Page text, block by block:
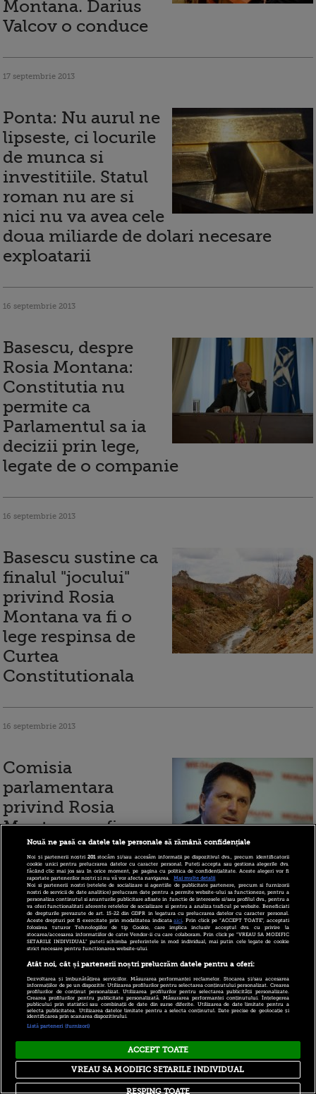
Montana. Darius
Valcov o conduce
17 septembrie 2013
Ponta: Nu aurul ne
lipseste, ci locurile
de munca si
investitiile. Statul
roman nu are si
nici nu va avea cele
doua miliarde de dolari necesare
exploatarii
16 septembrie 2013
Basescu, despre
Rosia Montana:
Constitutia nu
permite ca
Parlamentul sa ia
decizii prin lege,
legate de o companie
16 septembrie 2013
Basescu sustine ca
finalul "jocului"
privind Rosia
Montana va fi o
lege respinsa de
Curtea
Constitutionala
16 septembrie 2013
Comisia
parlamentara
privind Rosia
Montana va fi
condusa de
deputatul PSD
Iulian Iancu
15 septembrie 2013
Basescu: "Se va
constata ca Legea
privind Rosia
Montana trimisa la
Parlament e
neconstitutionala"
Nouă ne pasă ca datele tale personale să rămână confidențiale
Noi și partenerii noștri201stocăm și/sau accesăm informații pe dispozitivul dvs., precum identificatorii
cookie unici pentru prelucrarea datelor cu caracter personal. Puteți accepta sau gestiona alegerile dvs.
făcând clic mai jos sau în orice moment, pe pagina cu politica de confidențialitate. Aceste alegeri vor fi
raportate partenerilor noștri și nu vă vor afecta navigarea.
Mai multe detalii
Noi si partenerii nostri (retelele de socializare si agentiile de publicitate partenere, precum si furnizorii
nostri de servicii de date analitice) prelucram date pentru a permite website-ului sa functioneze, pentru a
personaliza continutul si anunturile publicitare afisate in functie de interesele si/sau profilul dvs., pentru a
va oferi functionalitati aferente retelelor de socializare si pentru a analiza traficul pe website. Beneficiati
de drepturile prevazute de art. 15-22 din GDPR in legatura cu prelucrarea datelor cu caracter personal.
Aceste drepturi pot fi exercitate prin modalitatea indicataaici. Prin click pe “ACCEPT TOATE”, acceptati
folosirea tuturor Tehnologiilor de tip Cookie, care implica inclusiv acceptul dvs. cu privire la
stocarea/accesarea informatiilor de catre Vendor-ii cu care colaboram. Prin click pe “VREAU SA MODIFIC
SETARILE INDIVIDUAL” puteti schimba preferintele in mod individual, mai putin cele legate de cookie
strict necesare pentru functionarea website-ului.
Atât noi, cât și partenerii noștri prelucrăm datele pentru a oferi:
Dezvoltarea și îmbunătățirea serviciilor. Măsurarea performanței reclamelor. Stocarea și/sau accesarea
informațiilor de pe un dispozitiv. Utilizarea profilurilor pentru selectarea conținutului personalizat. Crearea
profilurilor de conținut personalizat. Utilizarea profilurilor pentru selectarea publicității personalizate.
Crearea profilurilor pentru publicitate personalizată. Măsurarea performanței conținutului. Înțelegerea
publicului prin statistici sau combinații de date din surse diferite. Utilizarea de date limitate pentru a
selecta publicitatea. Utilizarea datelor limitate pentru a selecta conținutul. Date precise de geolocație și
identificarea prin scanarea dispozitivului.
Listă parteneri (furnizori)
ACCEPT TOATE
RESPING TOATE
VREAU SA MODIFIC SETARILE INDIVIDUAL